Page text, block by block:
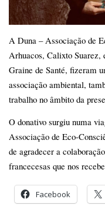
A Duna – Associação de
Arhuacos, Calixto Suarez,
Graine de Santé, fizeram
associação ambiental,
trabalho no âmbito da
O donativo surgiu numa
Associação de Eco-
de agradecer a
francecesas que nos
Facebook